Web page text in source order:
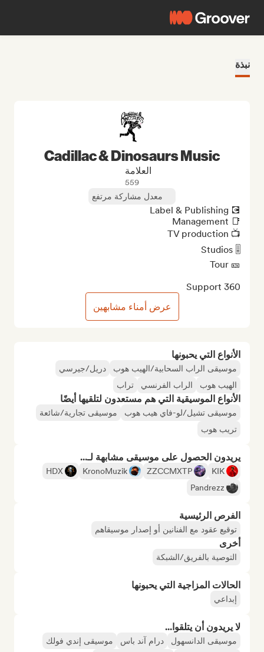
نبذة
الأنواع التي يحبونها
موسيقى الراب السحابية/الهيب هوب
دريل/جيرسي
الهيب هوب
الراب الفرنسي تراب
الأنواع الموسيقية التي هم مستعدون لتلقيها أيضًا
موسيقى تشيل/لو-فاي هيب هوب
موسيقى تجارية/شائعة
تريب هوب
يريدون الحصول على موسيقى مشابهة لـ...
KIK
ZZCCMXTP
KronoMuzik
HDX
Pandrezz
الفرص الرئيسية
توقيع عقود مع الفنانين أو إصدار موسيقاهم
أخرى
التوصية بالفريق/الشبكة
الحالات المزاجية التي يحبونها
إبداعي
لا يريدون أن يتلقوا...
موسيقى الدانسهول درام آند باس
موسيقى إندي فولك
Cadillac & Dinosaurs Music
العلامة
559
معدل مشاركة مرتفع
360 Support
عرض أمناء مشابهين